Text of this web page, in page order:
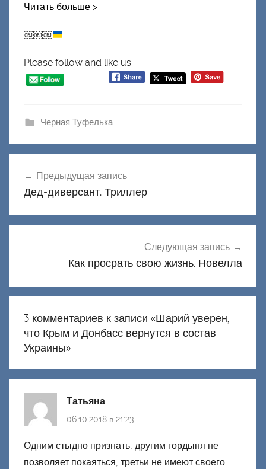
Читать больше >
￼￼￼
Please follow and like us:
Черная Туфелька
по
Предыдущая запись
Дед-диверсант. Триллер
Следующая запись
Как просрать свою жизнь. Новелла
3 комментариев к записи «Шарий уверен,
что Крым и Донбасс вернутся в состав
Украины»
Татьяна:
06.10.2018 в 21:23
Одним стыдно признать, другим гордыня не
позволяет покаяться, третьи не имеют своего